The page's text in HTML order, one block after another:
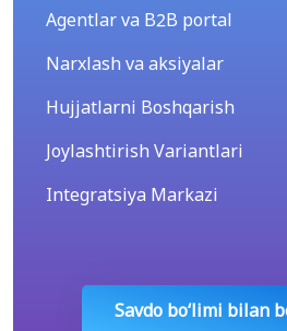
Agentlar va B2B portal
Narxlash va aksiyalar
Hujjatlarni Boshqarish
Joylashtirish Variantlari
Integratsiya Markazi
Savdo bo‘limi bilan